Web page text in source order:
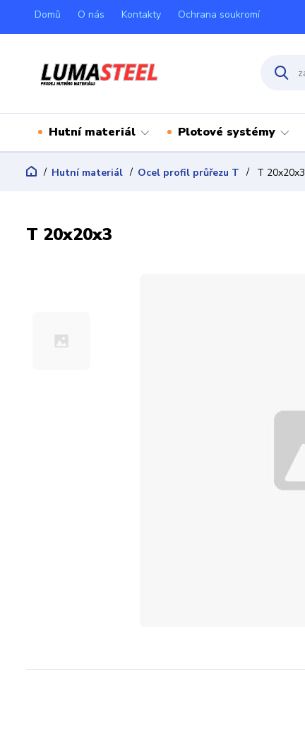
Domů O nás Kontakty Ochrana soukromí
Hutní materiál Plotové systémy
Hutní materiál Ocel profil průřezu T T 20x20x3
T 20x20x3